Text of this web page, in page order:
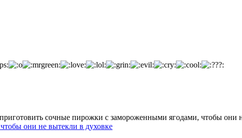
они не вытекли в духовке